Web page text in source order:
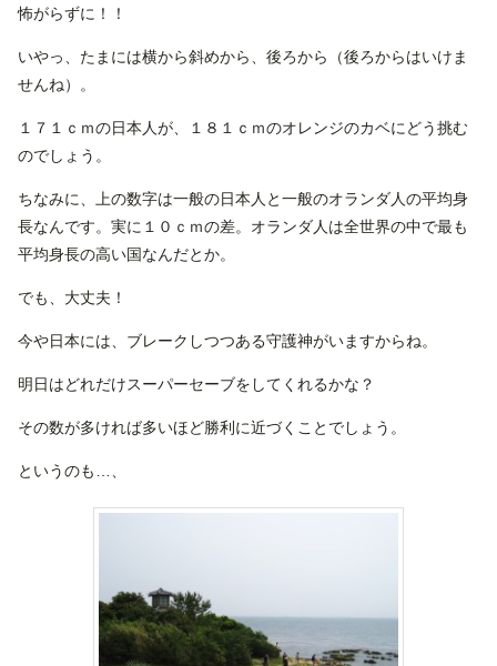
怖がらずに！！
いやっ、たまには横から斜めから、後ろから（後ろからはいけま
せんね）。
１７１ｃｍの日本人が、１８１ｃｍのオレンジのカベにどう挑む
のでしょう。
ちなみに、上の数字は一般の日本人と一般のオランダ人の平均身
長なんです。実に１０ｃｍの差。オランダ人は全世界の中で最も
平均身長の高い国なんだとか。
でも、大丈夫！
今や日本には、ブレークしつつある守護神がいますからね。
明日はどれだけスーパーセーブをしてくれるかな？
その数が多ければ多いほど勝利に近づくことでしょう。
というのも…、